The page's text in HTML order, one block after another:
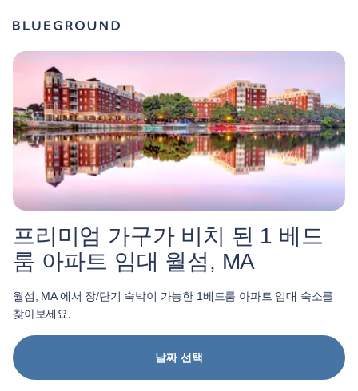
프리미엄 가구가 비치 된 1 베드
룸 아파트 임대 월섬, MA
월섬, MA 에서 장/단기 숙박이 가능한 1베드룸 아파트 임대 숙소를
찾아보세요.
날짜 선택